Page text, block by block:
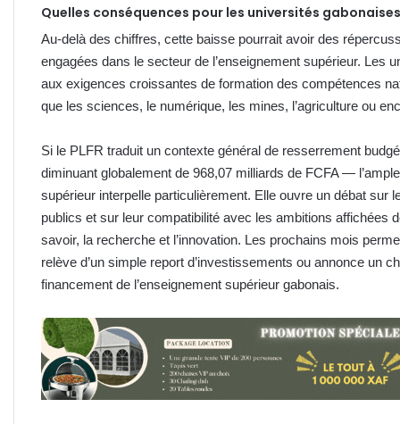
Quelles conséquences pour les universités
Au-delà des chiffres, cette baisse pourrait avoir des
engagées dans le secteur de l’enseignement supérieur. Les
aux exigences croissantes de formation des compétences
que les sciences, le numérique, les mines, l’agriculture ou
Si le PLFR traduit un contexte général de resserrement
diminuant globalement de 968,07 milliards de FCFA —
supérieur interpelle particulièrement. Elle ouvre un débat sur
publics et sur leur compatibilité avec les ambitions affichées
savoir, la recherche et l’innovation. Les prochains mois
relève d’un simple report d’investissements ou annonce un
financement de l’enseignement supérieur gabonais.